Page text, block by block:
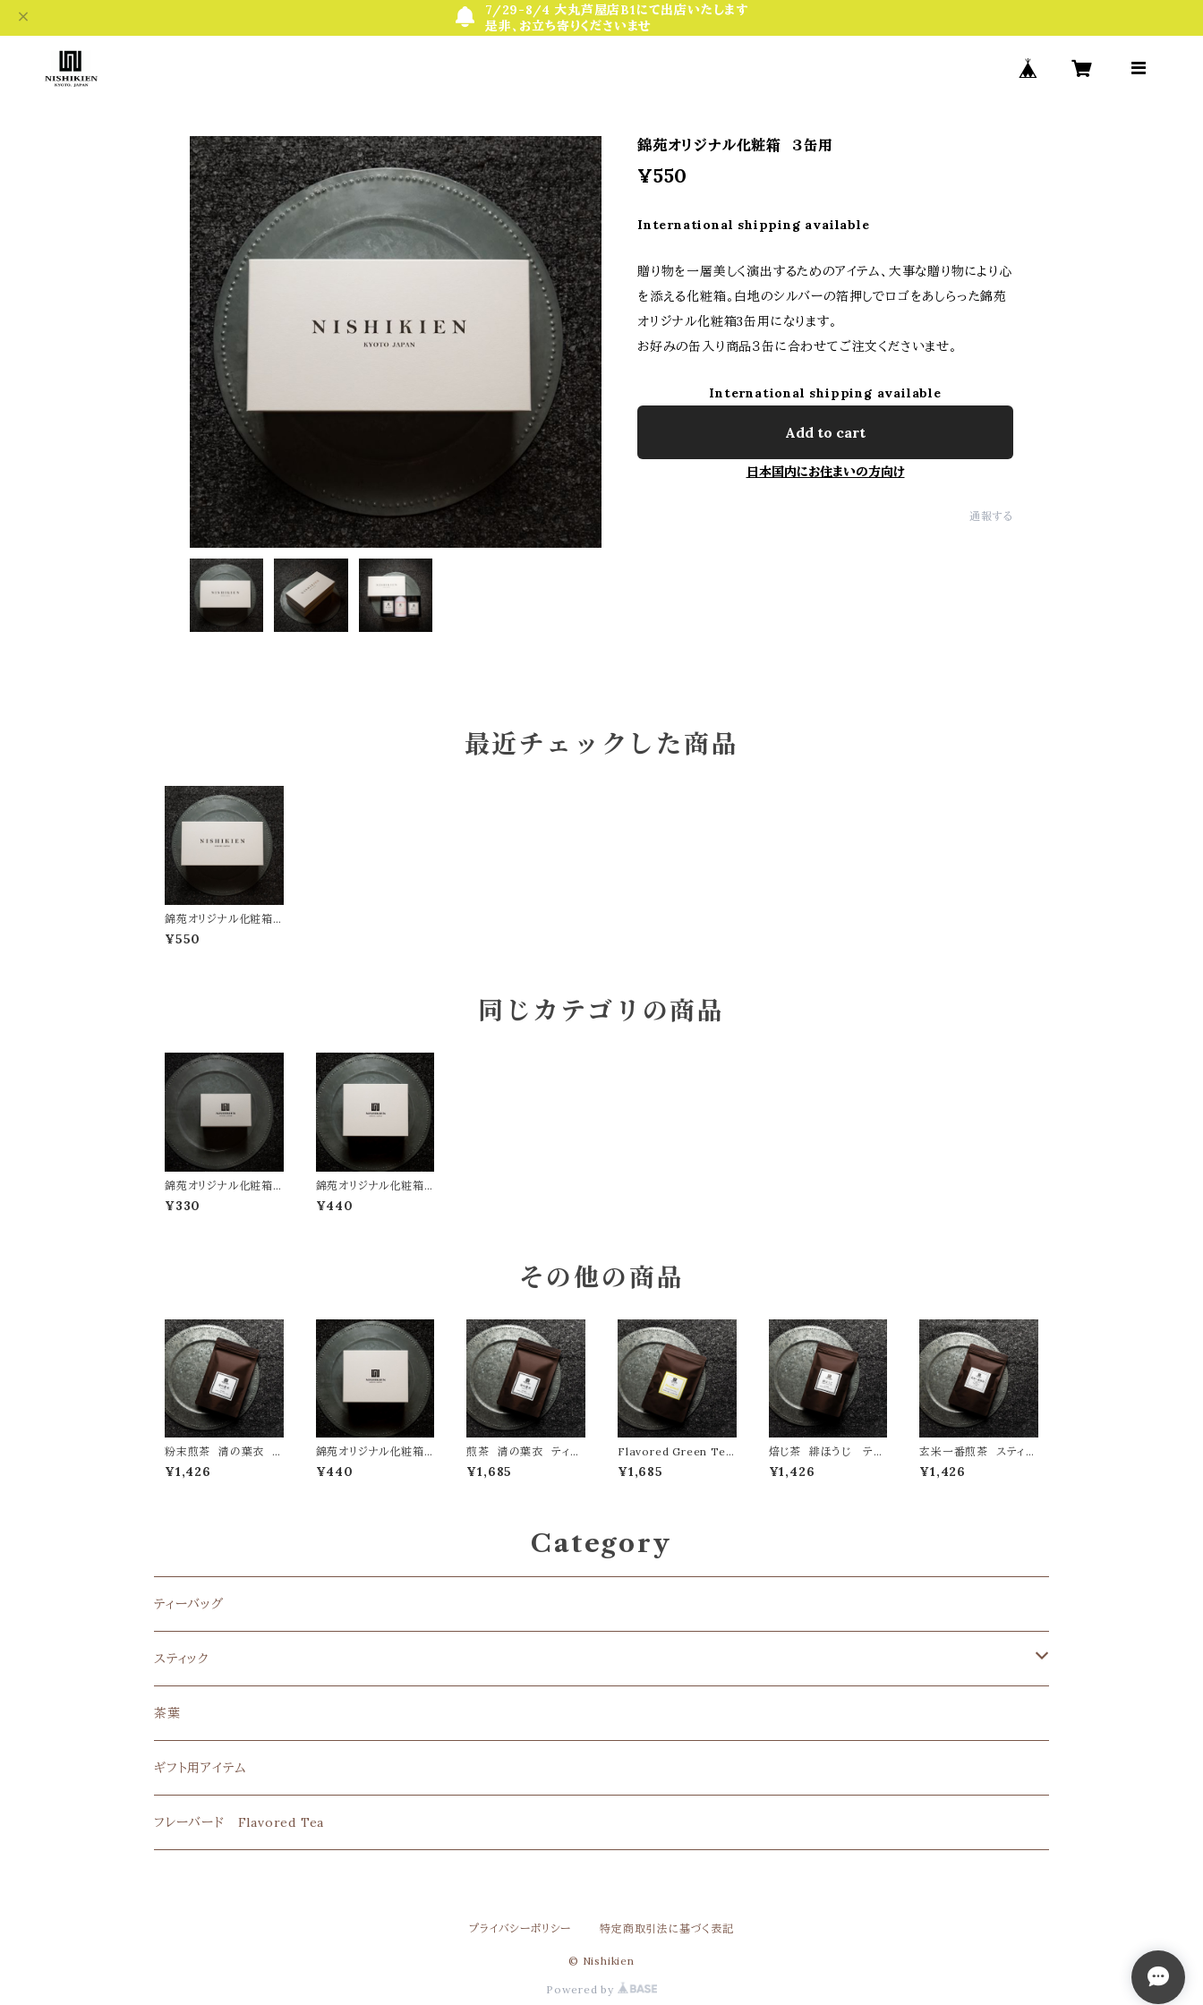
7/29-8/4 大丸芦屋店B1にて出店いたします
是非、お立ち寄りくださいませ
錦苑オリジナル化粧箱 ３缶用
¥550
International shipping available
贈り物を一層美しく演出するためのアイテム、大事な贈り物により心
を添える化粧箱。白地のシルバーの箔押しでロゴをあしらった錦苑
オリジナル化粧箱3缶用になります。
お好みの缶入り商品３缶に合わせてご注文くださいませ。
International shipping available
Add to cart
日本国内にお住まいの方向け
通報する
最近チェックした商品
錦苑オリジナル化粧箱
３缶用
¥550
同じカテゴリの商品
錦苑オリジナル化粧箱
１缶入り用
¥330
錦苑オリジナル化粧箱
２缶用
¥440
その他の商品
粉末煎茶 清の葉衣 ス
ティックmarugoto生命
力 10本
¥1,426
錦苑オリジナル化粧箱
２缶用
¥440
煎茶 清の葉衣 ティー
バッグ10ヶ入り
¥1,685
Flavored Green Tea
ベルガモット ティーバ
ッグ10ヶ 袋入り
¥1,685
焙じ茶 緋ほうじ ティ
ーバッグ10ヶ
¥1,426
玄米一番煎茶 スティッ
ク粉末 10本
¥1,426
Category
ティーバッグ
スティック
清の葉衣
玄米一番煎茶
茶葉
ギフト用アイテム
フレーバード Flavored Tea
プライバシーポリシー 特定商取引法に基づく表記
© Nishikien
Powered by